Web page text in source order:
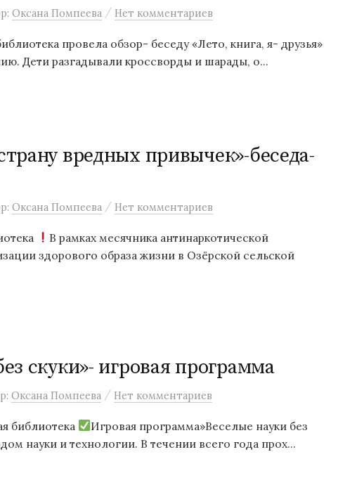
Оксана Помпеева / Нет комментариев
провела обзор- беседу «Лето, книга, я- друзья»
Дети разгадывали кроссворды и шарады, о...
вредных привычек»-беседа-
Оксана Помпеева / Нет комментариев
В рамках месячника антинаркотической
здорового образа жизни в Озёрской сельской
скуки»- игровая программа
Оксана Помпеева / Нет комментариев
библиотека
Игровая программа»Веселые науки без
науки и технологии. В течении всего года прох...